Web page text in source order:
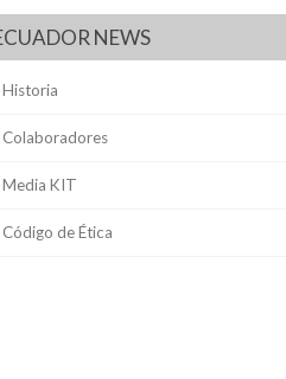
NEWS
Historia
Colaboradores
Media KIT
Código de Ética